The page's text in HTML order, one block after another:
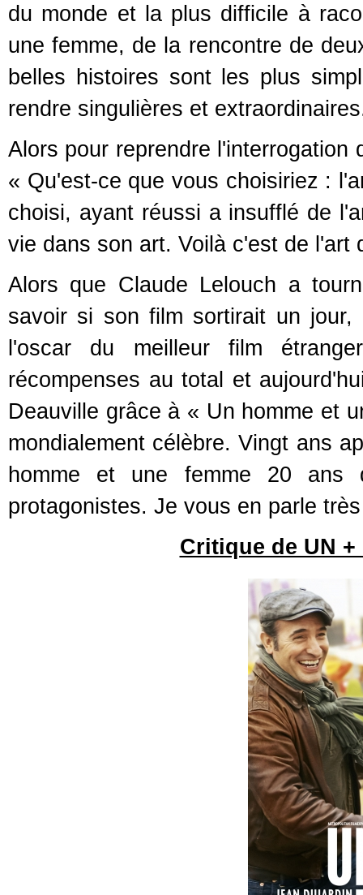
du monde et la plus difficile à
une femme, de la rencontre de
belles histoires sont les plus
rendre singulières et
Alors pour reprendre
« Qu'est-ce que vous choisiriez :
choisi, ayant réussi a insufflé de
vie dans son art. Voilà c'est de l'art
Alors que Claude Lelouch a
savoir si son film sortirait un
l'oscar du meilleur film
récompenses au total et
Deauville grâce à « Un homme et
mondialement célèbre. Vingt ans
homme et une femme 20 ans
protagonistes. Je vous en parle
Critique de UN